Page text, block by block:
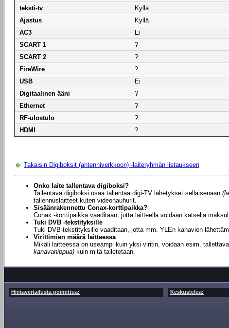
teksti-tv
Kyllä
Ajastus
Kyllä
AC3
Ei
SCART 1
?
SCART 2
?
FireWire
?
USB
Ei
Digitaalinen ääni
?
Ethernet
?
RF-ulostulo
?
HDMI
?
Takaisin Digiboksit (antenniverkkoon) -laiteryhmän listaukseen
Onko laite tallentava digiboksi?
Tallentava digiboksi osaa tallentaa digi-TV lähetykset sellaisenaan
tallennuslaitteet kuten videonauhurit.
Sisäänrakennettu Conax-korttipaikka?
Conax -korttipaikka vaaditaan, jotta laitteella voidaan katsella
Tuki DVB -tekstityksille
Tuki DVB-tekstityksille vaaditaan, jotta mm. YLEn kanavien
Virittimien määrä laitteessa
Mikäli laitteessa on useampi kuin yksi viritin, voidaan esim.
kanavanippua) kuin mitä talletetaan.
Hintavertailusta poimittua: Keskustelua: